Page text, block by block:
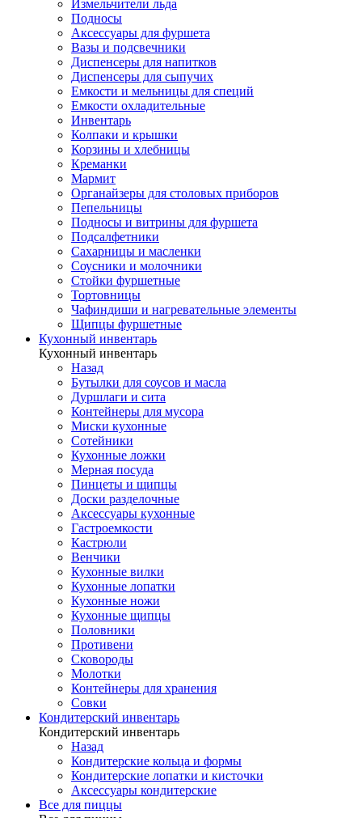
Измельчители льда
Подносы
Аксессуары для фуршета
Вазы и подсвечники
Диспенсеры для напитков
Диспенсеры для сыпучих
Емкости и мельницы для специй
Емкости охладительные
Инвентарь
Колпаки и крышки
Корзины и хлебницы
Креманки
Мармит
Органайзеры для столовых приборов
Пепельницы
Подносы и витрины для фуршета
Подсалфетники
Сахарницы и масленки
Соусники и молочники
Стойки фуршетные
Тортовницы
Чафиндиши и нагревательные элементы
Щипцы фуршетные
Кухонный инвентарь
Кухонный инвентарь
Назад
Бутылки для соусов и масла
Дуршлаги и сита
Контейнеры для мусора
Миски кухонные
Сотейники
Кухонные ложки
Мерная посуда
Пинцеты и щипцы
Доски разделочные
Аксессуары кухонные
Гастроемкости
Кастрюли
Венчики
Кухонные вилки
Кухонные лопатки
Кухонные ножи
Кухонные щипцы
Половники
Противени
Сковороды
Молотки
Контейнеры для хранения
Совки
Кондитерский инвентарь
Кондитерский инвентарь
Назад
Кондитерские кольца и формы
Кондитерские лопатки и кисточки
Аксессуары кондитерские
Все для пиццы